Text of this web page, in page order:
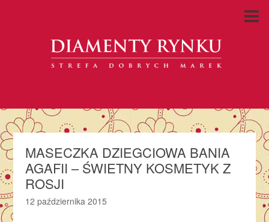
MASECZKA DZIEGCIOWA BANIA
AGAFII – ŚWIETNY KOSMETYK Z
ROSJI
12 października 2015